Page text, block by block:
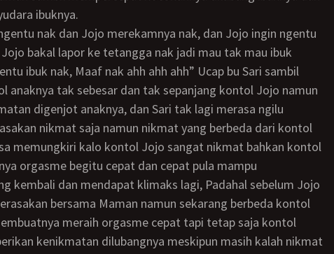
ibuknya.
bakal lapor ke tetangga nak jadi mau tak mau ibuk
ibuk nak, Maaf nak ahh ahh ahh” Ucap bu Sari sambil
anaknya tak sebesar dan tak sepanjang kontol Jojo namun
digenjot anaknya, dan Sari tak lagi merasa ngilu
nikmat saja namun nikmat yang berbeda dari kontol
memungkiri kalo kontol Jojo sangat nikmat bahkan kontol
orgasme begitu cepat dan cepat pula mampu
kembali dan mendapat klimaks lagi, Padahal sebelum Jojo
bersama Maman namun sekarang berbeda kontol
meraih orgasme cepat tapi tetap saja kontol
kenikmatan dilubangnya meskipun masih kalah nikmat